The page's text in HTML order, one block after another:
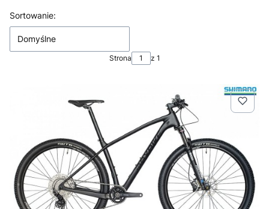
Lista produktów
Sortowanie:
Domyślne
Strona z 1